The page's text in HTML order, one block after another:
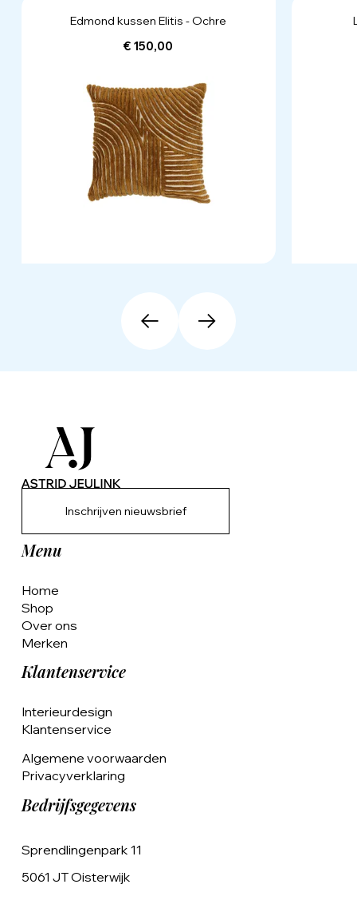
Edmond kussen Elitis - Ochre
€ 150,00
Inschrijven nieuwsbrief
Menu
Home
Shop
Over ons
Merken
Klantenservice
Interieurdesign
Klantenservice
Algemene voorwaarden
Privacyverklaring
Bedrijfsgegevens
Sprendlingenpark 11
5061 JT Oisterwijk